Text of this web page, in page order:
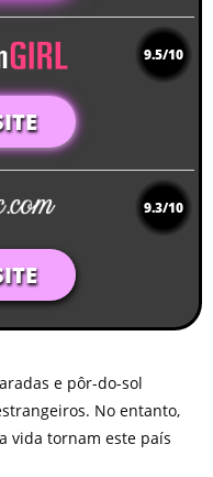
9.5/10
9.3/10
e pôr-do-sol
No entanto,
vida tornam este país